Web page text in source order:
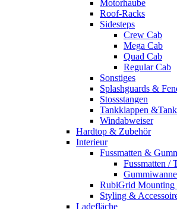
Motorhaube
Roof-Racks
Sidesteps
Crew Cab
Mega Cab
Quad Cab
Regular Cab
Sonstiges
Splashguards &
Stossstangen
Tankklappen
Windabweiser
Hardtop & Zubehör
Interieur
Fussmatten &
Fussmatten /
RubiGrid Mounting
Styling &
Ladefläche